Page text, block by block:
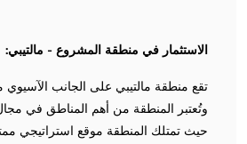
الاستثمار في منطقة المشروع - مالتيبي:
تقع منطقة مالتيبي على الجانب
وتُعتبر المنطقة من أهم المناطق في مجال
حيث تمتلك المنطقة موقع استراتيجي